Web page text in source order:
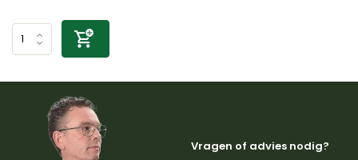
Vragen of advies nodig?